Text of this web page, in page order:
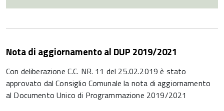
Nota di aggiornamento al DUP 2019/2021
Con deliberazione C.C. NR. 11 del 25.02.2019 è stato
approvato dal Consiglio Comunale la nota di aggiornamento
al Documento Unico di Programmazione 2019/2021